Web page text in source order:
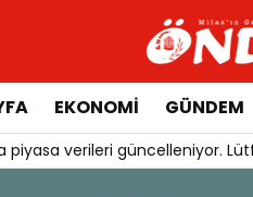
EKONOMİ GÜNDEM
piyasa verileri güncelleniyor.